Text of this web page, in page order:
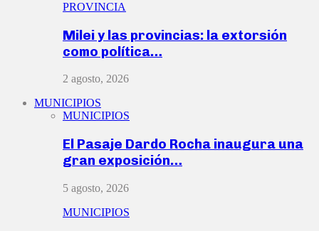
PROVINCIA
Milei y las provincias: la extorsión
como política…
2 agosto, 2026
MUNICIPIOS
MUNICIPIOS
El Pasaje Dardo Rocha inaugura una
gran exposición…
5 agosto, 2026
MUNICIPIOS